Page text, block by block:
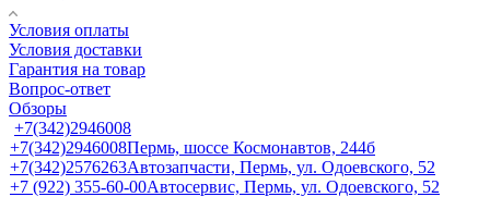
Условия оплаты
Условия доставки
Гарантия на товар
Вопрос-ответ
Обзоры
+7(342)2946008
+7(342)2946008Пермь, шоссе Космонавтов, 244б
+7(342)2576263Автозапчасти, Пермь, ул. Одоевского, 52
+7 (922) 355-60-00Автосервис, Пермь, ул. Одоевского, 52